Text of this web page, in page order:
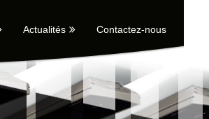
Actualités Contactez-nous